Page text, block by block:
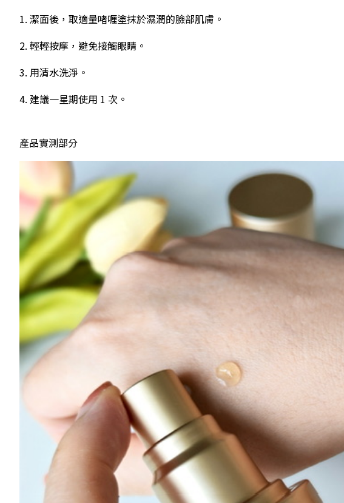
1. 潔面後，取適量啫喱塗抹於濕潤的臉部肌膚。
2. 輕輕按摩，避免接觸眼睛。
3. 用清水洗淨。
4. 建議一星期使用 1 次。
產品實測部分